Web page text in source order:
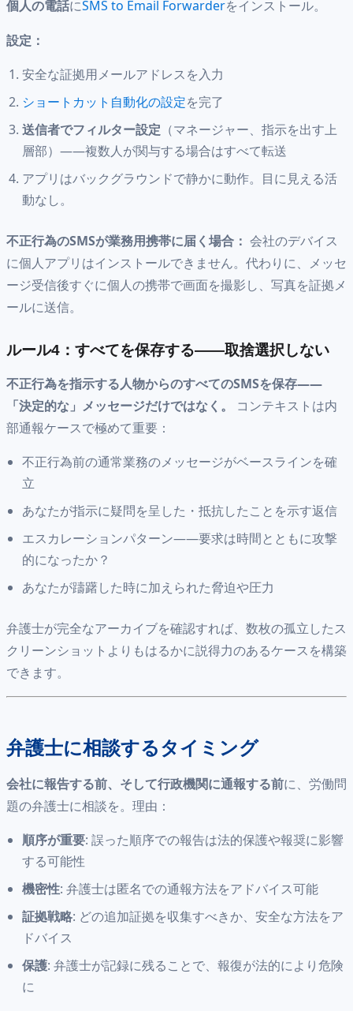
個人の電話にSMS to Email Forwarderをインストール。
設定：
安全な証拠用メールアドレスを入力
ショートカット自動化の設定を完了
送信者でフィルター設定 （マネージャー、指示を出す上
層部）——複数人が関与する場合はすべて転送
アプリはバックグラウンドで静かに動作。目に見える活
動なし。
不正行為のSMSが業務用携帯に届く場合： 会社のデバイス
に個人アプリはインストールできません。代わりに、メッセ
ージ受信後すぐに個人の携帯で画面を撮影し、写真を証拠メ
ールに送信。
ルール4：すべてを保存する——取捨選択しない
不正行為を指示する人物からのすべてのSMSを保存——
「決定的な」メッセージだけではなく。
コンテキストは内
部通報ケースで極めて重要：
不正行為前の通常業務のメッセージがベースラインを確
立
あなたが指示に疑問を呈した・抵抗したことを示す返信
エスカレーションパターン——要求は時間とともに攻撃
的になったか？
あなたが躊躇した時に加えられた脅迫や圧力
弁護士が完全なアーカイブを確認すれば、数枚の孤立したス
クリーンショットよりもはるかに説得力のあるケースを構築
できます。
弁護士に相談するタイミング
会社に報告する前、そして行政機関に通報する前に、労働問
題の弁護士に相談を。理由：
順序が重要: 誤った順序での報告は法的保護や報奨に影響
する可能性
機密性: 弁護士は匿名での通報方法をアドバイス可能
証拠戦略: どの追加証拠を収集すべきか、安全な方法をア
ドバイス
保護: 弁護士が記録に残ることで、報復が法的により危険
に